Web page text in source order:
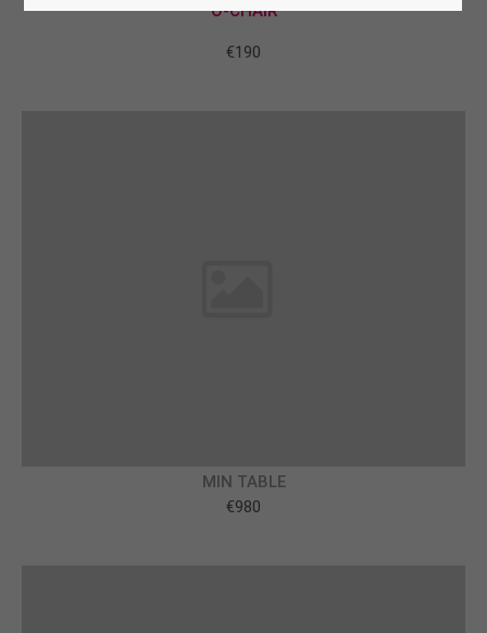
O-CHAIR
€190
MIN TABLE
€980